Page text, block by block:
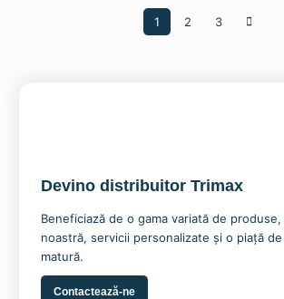
1 2 3 →
Devino distribuitor Trimax
Beneficiază de o gama variată de
noastră, servicii personalizate și o piață
matură.
Contactează-ne